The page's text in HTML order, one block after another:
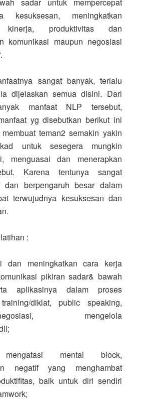
kesuksesan, meningkatkan
kinerja, produktivitas dan
komunikasi maupun negosiasi
sangat banyak, terlalu
dijelaskan semua disini. Dari
manfaat NLP tersebut,
yg disebutkan berikut ini
teman2 semakin yakin
untuk sesegera mungkin
menguasai dan menerapkan
Karena tentunya sangat
dan berpengaruh besar dalam
terwujudnya kesuksesan dan
:
dan meningkatkan cara kerja
pikiran sadar& bawah
aplikasinya dalam proses
diklat, public speaking,
mengelola
mengatasi mental block,
negatif yang menghambat
baik untuk diri sendiri